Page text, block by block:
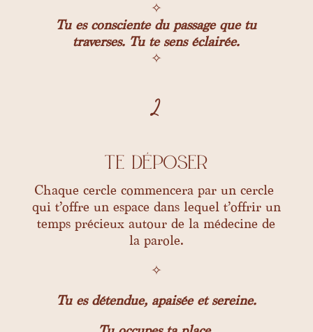
✧
Tu es consciente du passage que tu
traverses. Tu te sens éclairée.
✧
2
te déposer
Chaque cercle commencera par un cercle
qui t’offre un espace dans lequel t’offrir un
temps précieux autour de la médecine de
la parole.
✧
Tu es détendue, apaisée et sereine.